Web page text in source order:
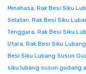
Minahasa, Rak Besi Siku
Selatan, Rak Besi Siku
Tenggara, Rak Besi Siku
Utara, Rak Besi Siku
Besi Siku Lubang Susun
siku lubang susun gudang